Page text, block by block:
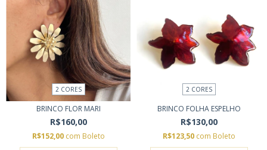
2 CORES
BRINCO FLOR MARI
R$160,00
R$152,00 com Boleto
2 CORES
BRINCO FOLHA ESPELHO
R$130,00
R$123,50 com Boleto